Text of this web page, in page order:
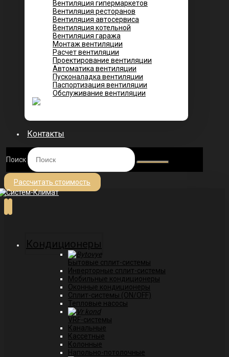
Вентиляция гипермаркетов
Вентиляция ресторанов
Вентиляция автосервиса
Вентиляция котельной
Вентиляция гаража
Монтаж вентиляции
Расчет вентиляции
Проектирование вентиляции
Автоматика вентиляции
Пусконаладка вентиляции
Паспортизация вентиляции
Обслуживание вентиляции
Контакты
Поиск
Рассчитать стоимость
Кондиционеры
Бытовые сплит-системы
Инверторные сплит-системы
Мобильные кондиционеры
Оконные кондиционеры
Сплит-системы (ON/OFF)
Тепловые насосы
VRF-системы
Канальные
Касcетные
Колонные
Напольно-потолочные